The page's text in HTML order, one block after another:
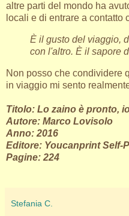
altre parti del mondo ha
locali e di entrare a contatto
È il gusto del viaggio,
con l'altro. È il sapore
Non posso che condividere
in viaggio mi sento
Titolo: Lo zaino è pronto,
Autore: Marco Lovisolo
Anno: 2016
Editore: Youcanprint Self-
Pagine: 224
Stefania C.